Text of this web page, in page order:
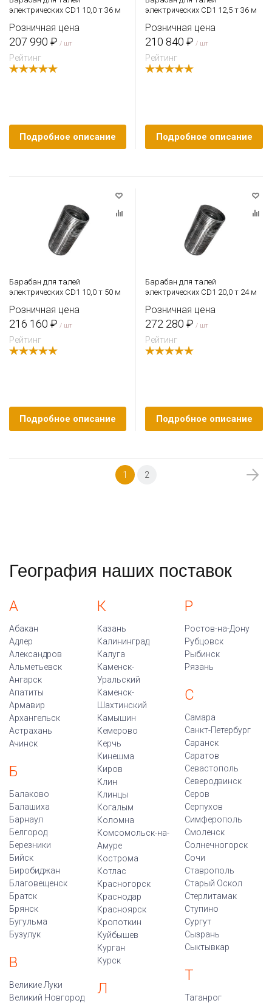
электрических CD1 10,0 т 36 м
Розничная цена
207 990 ₽ / шт
Рейтинг
Подробное описание
электрических CD1 12,5 т 36 м
Розничная цена
210 840 ₽ / шт
Рейтинг
Подробное описание
Барабан для талей
электрических CD1 10,0 т 50 м
Розничная цена
216 160 ₽ / шт
Рейтинг
Подробное описание
Барабан для талей
электрических CD1 20,0 т 24 м
Розничная цена
272 280 ₽ / шт
Рейтинг
Подробное описание
1 2
География наших поставок
А
Абакан
Адлер
Александров
Альметьевск
Ангарск
Апатиты
Армавир
Архангельск
Астрахань
Ачинск
Б
Балаково
Балашиха
Барнаул
Белгород
Березники
Бийск
Биробиджан
Благовещенск
Братск
Брянск
Бугульма
Бузулук
В
Великие Луки
Великий Новгород
К
Казань
Калининград
Калуга
Каменск-
Уральский
Каменск-
Шахтинский
Камышин
Кемерово
Керчь
Кинешма
Киров
Клин
Клинцы
Когалым
Коломна
Комсомольск-на-
Амуре
Кострома
Котлас
Красногорск
Краснодар
Красноярск
Кропоткин
Куйбышев
Курган
Курск
Л
Р
Ростов-на-Дону
Рубцовск
Рыбинск
Рязань
С
Самара
Санкт-Петербург
Саранск
Саратов
Севастополь
Северодвинск
Серов
Серпухов
Симферополь
Смоленск
Солнечногорск
Сочи
Ставрополь
Старый Оскол
Стерлитамак
Ступино
Сургут
Сызрань
Сыктывкар
Т
Таганрог